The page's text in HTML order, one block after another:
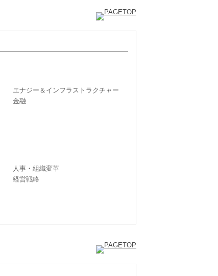
エナジー＆インフラストラクチャー
金融
人事・組織変革
経営戦略